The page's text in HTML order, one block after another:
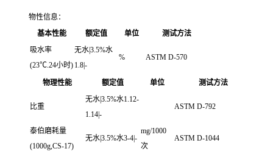
物性信息：
基本性能
额定值 单位
测试方法
吸水率
(23℃.24小时)
无水|3.5%水
1.8|-
% ASTM D-570
物理性能 额定值 单位 测试方法
比重
无水|3.5%水1.12-
1.14|-
ASTM D-792
泰伯磨耗量
(1000g,CS-17)
无水|3.5%水3-4|-
mg/1000
次
ASTM D-1044